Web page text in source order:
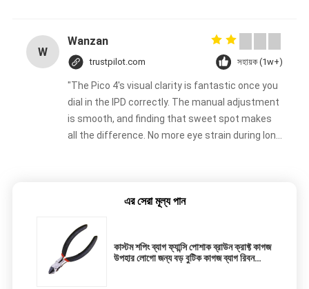
W
Wanzan
trustpilot.com সহায়ক (1w+)
"The Pico 4's visual clarity is fantastic once you
dial in the IPD correctly. The manual adjustment
is smooth, and finding that sweet spot makes
all the difference. No more eye strain during long
manual adjustment is smooth, and finding that
eye strain during long sessions. Highly
recommend taking the time to set it up
এর সেরা মূল্য পান
কাস্টম শপিং ব্যাগ ফ্যান্সি পোশাক ব্রাউন ক্রাফ্ট কাগজ
উপহার লোগো জন্য বড় বুটিক কাগজ ব্যাগ রিবন